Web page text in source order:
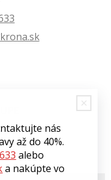
údajov
nás
až do 40%.
alebo
a nakúpte vo